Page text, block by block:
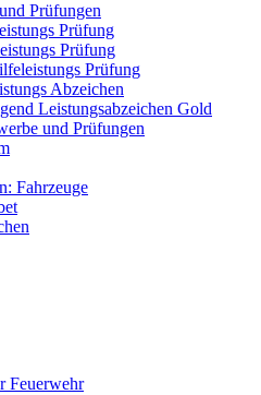
Prüfungen
Prüfung
Prüfung
Prüfung
Abzeichen
Leistungsabzeichen Gold
und Prüfungen
Fahrzeuge
Feuerwehr